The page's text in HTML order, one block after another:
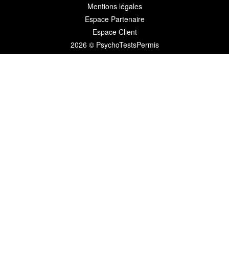
Mentions légales
Espace Partenaire
Espace Client
2026 © PsychoTestsPermis